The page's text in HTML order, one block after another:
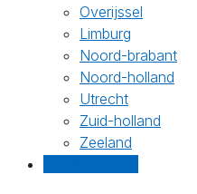
Overijssel
Limburg
Noord-brabant
Noord-holland
Utrecht
Zuid-holland
Zeeland